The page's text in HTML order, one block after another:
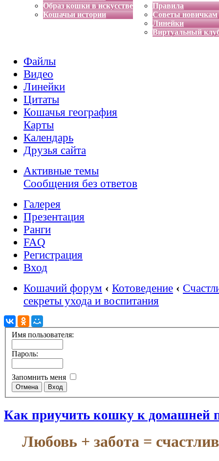
Образ кошки в искусстве
Кошачьи истории
Правила
Советы новичкам
Линейки
Виртуальный
Файлы
Видео
Линейки
Цитаты
Кошачья география
Карты
Календарь
Друзья сайта
Активные темы
Сообщения без ответов
Галерея
Презентация
Ранги
FAQ
Регистрация
Вход
Кошачий форум ‹ Котоведение ‹
секреты ухода и воспитания
Имя пользователя:
Пароль:
Запомнить меня
Как приучить кошку к домашней
Любовь + забота =